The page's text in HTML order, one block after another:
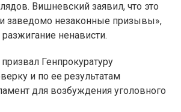
Вишневский заявил, что это
заведомо незаконные призывы»,
ненависти.
Генпрокуратуру
и по ее результатам
для возбуждения уголовного